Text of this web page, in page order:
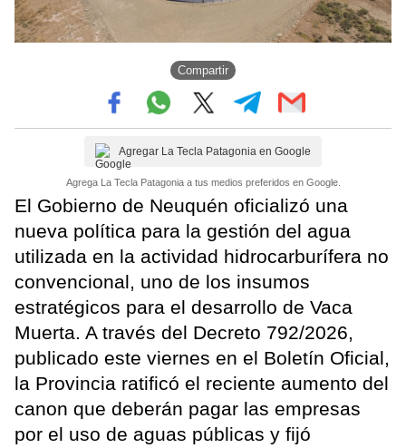
Compartir
Agregar La Tecla Patagonia en Google
Agrega La Tecla Patagonia a tus medios preferidos en Google.
El Gobierno de Neuquén oficializó una
nueva política para la gestión del agua
utilizada en la actividad hidrocarburífera no
convencional, uno de los insumos
estratégicos para el desarrollo de Vaca
Muerta. A través del Decreto 792/2026,
publicado este viernes en el Boletín Oficial,
la Provincia ratificó el reciente aumento del
canon que deberán pagar las empresas
por el uso de aguas públicas y fijó